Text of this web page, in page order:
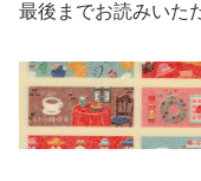
最後までお読みいた